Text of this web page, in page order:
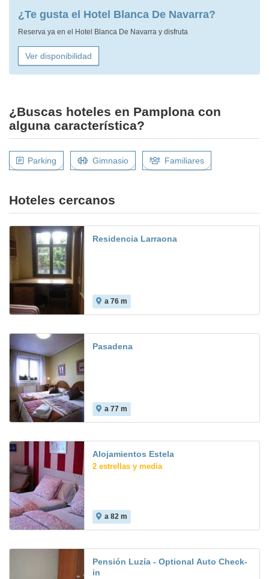
¿Te gusta el Hotel Blanca De Navarra?
Reserva ya en el Hotel Blanca De Navarra y disfruta
Ver disponibilidad
¿Buscas hoteles en Pamplona con
alguna característica?
Parking Gimnasio Familiares
Hoteles cercanos
Residencia Larraona
a 76 m
Pasadena
a 77 m
Alojamientos Estela
2 estrellas y media
a 82 m
Pensión Luzía - Optional Auto Check-
in